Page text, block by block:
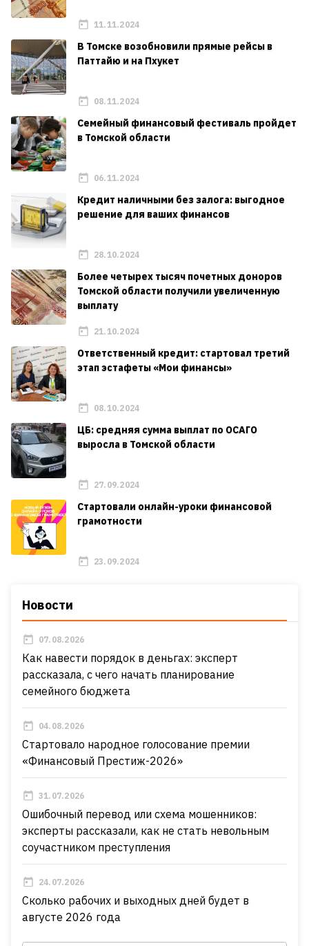
11.11.2024
В Томске возобновили прямые рейсы в
Паттайю и на Пхукет
08.11.2024
Семейный финансовый фестиваль пройдет
в Томской области
06.11.2024
Кредит наличными без залога: выгодное
решение для ваших финансов
28.10.2024
Более четырех тысяч почетных доноров
Томской области получили увеличенную
выплату
21.10.2024
Ответственный кредит: стартовал третий
этап эстафеты «Мои финансы»
08.10.2024
ЦБ: средняя сумма выплат по ОСАГО
выросла в Томской области
27.09.2024
Стартовали онлайн-уроки финансовой
грамотности
23.09.2024
Новости
07.08.2026
Как навести порядок в деньгах: эксперт
рассказала, с чего начать планирование
семейного бюджета
04.08.2026
Стартовало народное голосование премии
«Финансовый Престиж-2026»
31.07.2026
Ошибочный перевод или схема мошенников:
эксперты рассказали, как не стать невольным
соучастником преступления
24.07.2026
Сколько рабочих и выходных дней будет в
августе 2026 года